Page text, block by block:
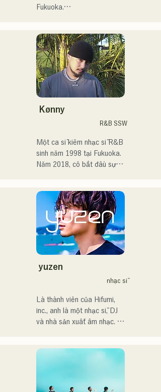
Hawks Live 2024".
Fukuoka.
động ở Tokyo, biểu diễn
trên đường phố, trên TikTok
và tại các sự kiện!
Tôi yêu âm nhạc từ khi còn
nhỏ.
và quyết định trở thành ca
sĩ.
người.
・Giải thưởng lớn của
CampusCollection 2022
・Bài hát gốc "Pudding"
của tôi sẽ được sử dụng
Đài phát thanh KBC vào
2024.
Kønny
R&B SSW
Một ca sĩ kiêm nhạc sĩ R&B
sinh năm 1998 tại Fukuoka.
Năm 2018, cô bắt đầu sự
Tam là MAVRIQ (trước đây
là MELTY LOUNGE).
Năm 2022, cô bắt đầu hoạt
động solo với nghệ danh
Kønny.
Kết hợp âm nhạc R&B của
những năm 90 và 2000 đã
nhỏ, cô theo đuổi một âm
thanh mới mẻ. Giọng hát
ngọt ngào và đôi khi là
những đoạn điệp khúc R&B
chú ý đến phong cách tinh tế
yuzen
nhạc sĩ
Là thành viên của Hifumi,
inc., anh là một nhạc sĩ, DJ
và nhà sản xuất âm nhạc.
xuyên làm DJ tại các bữa
khấu, cùng với kỹ năng DJ